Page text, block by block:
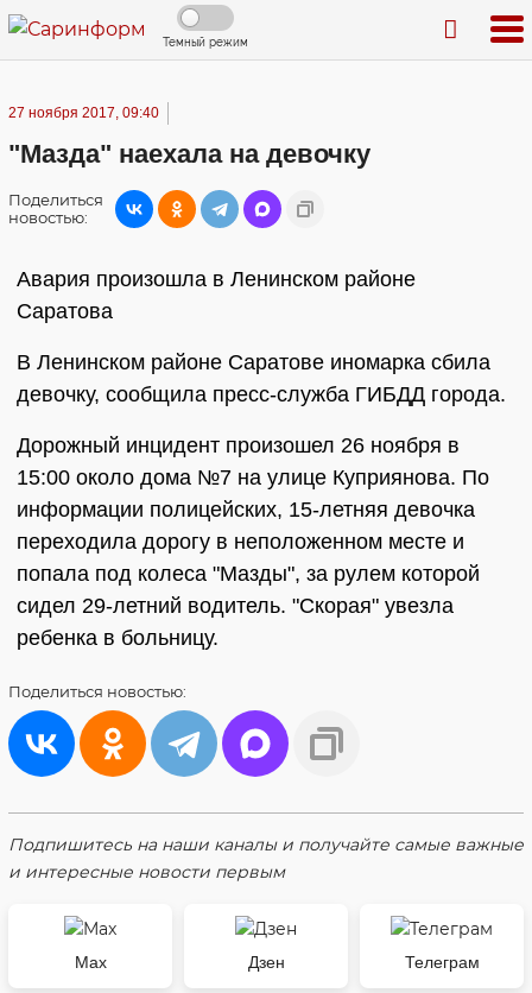
Темный режим
27 ноября 2017, 09:40
"Мазда" наехала на девочку
Поделиться
новостью:
Авария произошла в Ленинском районе
Саратова
В Ленинском районе Саратове иномарка сбила
девочку, сообщила пресс-служба ГИБДД города.
Дорожный инцидент произошел 26 ноября в
15:00 около дома №7 на улице Куприянова. По
информации полицейских, 15-летняя девочка
переходила дорогу в неположенном месте и
попала под колеса "Мазды", за рулем которой
сидел 29-летний водитель. "Скорая" увезла
ребенка в больницу.
Поделиться новостью:
Подпишитесь на наши каналы и получайте самые важные
и интересные новости первым
Max Дзен Телеграм